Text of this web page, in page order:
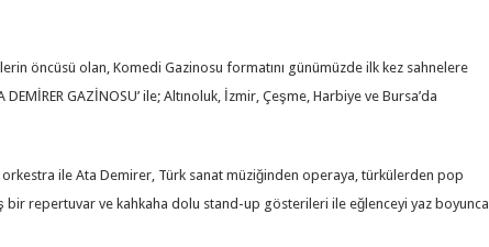
öncüsü olan, Komedi Gazinosu formatını günümüzde ilk kez sahnelere
DEMİRER GAZİNOSU’ ile; Altınoluk, İzmir, Çeşme, Harbiye ve Bursa’da
ile Ata Demirer, Türk sanat müziğinden operaya, türkülerden pop
repertuvar ve kahkaha dolu stand-up gösterileri ile eğlenceyi yaz boyunca